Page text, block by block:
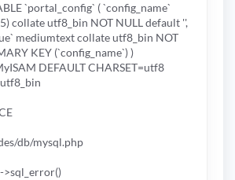
`portal_config` ( `config_name`
collate utf8_bin NOT NULL default '',
mediumtext collate utf8_bin NOT
KEY (`config_name`) )
DEFAULT CHARSET=utf8
db/mysql.php
>sql_error()